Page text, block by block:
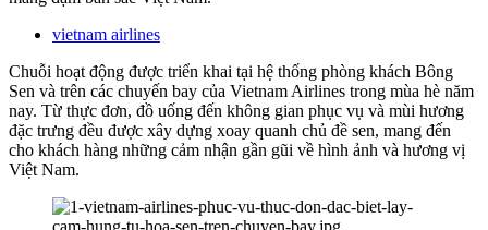
vietnam airlines
Chuỗi hoạt động được triển khai tại hệ thống phòng khách Bông
Sen và trên các chuyến bay của Vietnam Airlines trong mùa hè năm
nay. Từ thực đơn, đồ uống đến không gian phục vụ và mùi hương
đặc trưng đều được xây dựng xoay quanh chủ đề sen, mang đến
cho khách hàng những cảm nhận gần gũi về hình ảnh và hương vị
Việt Nam.